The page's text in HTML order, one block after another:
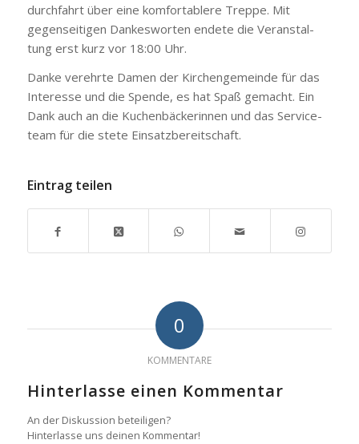
durch­fahrt über eine kom­for­ta­ble­re Trep­pe. Mit
gegen­sei­ti­gen Dan­kes­wor­ten ende­te die Ver­an­stal­
tung erst kurz vor 18:00 Uhr.
Dan­ke ver­ehr­te Damen der Kir­chen­ge­mein­de für das
Inter­es­se und die Spen­de, es hat Spaß gemacht. Ein
Dank auch an die Kuchen­bä­cke­rin­nen und das Ser­vice­
team für die ste­te Ein­satz­be­reit­schaft.
Eintrag teilen
0
KOMMENTARE
Hinterlasse einen Kommentar
An der Diskussion beteiligen?
Hinterlasse uns deinen Kommentar!